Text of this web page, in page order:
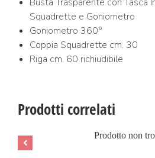
Squadrette e Goniometro
Goniometro 360°
Coppia Squadrette cm. 30
Riga cm. 60 richiudibile
Prodotti correlati
Prodotto non